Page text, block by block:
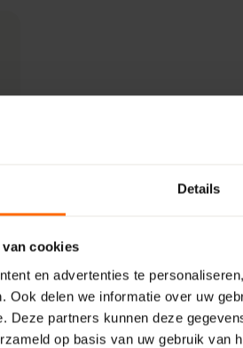
Details
van cookies
en advertenties te
Ook delen we informatie over uw
Deze partners kunnen deze
op basis van uw gebruik van